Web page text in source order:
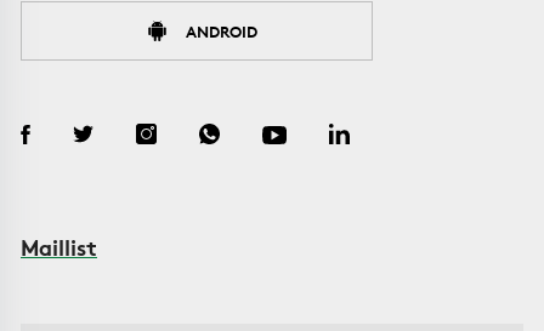
ANDROID
Maillist